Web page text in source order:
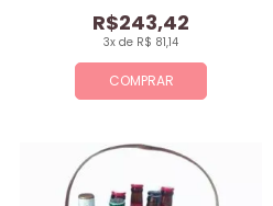
COMPRAR
3x de R$ 81,14
R$243,42